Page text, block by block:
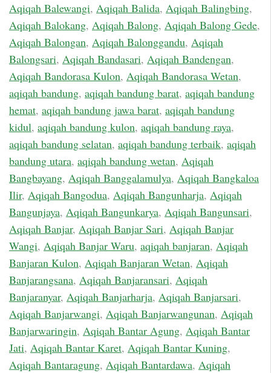
Aqiqah Balewangi, Aqiqah Balida, Aqiqah Balingbing,
Aqiqah Balokang, Aqiqah Balong, Aqiqah Balong Gede,
Aqiqah Balongan, Aqiqah Balonggandu, Aqiqah
Balongsari, Aqiqah Bandasari, Aqiqah Bandengan,
Aqiqah Bandorasa Kulon, Aqiqah Bandorasa Wetan,
aqiqah bandung, aqiqah bandung barat, aqiqah bandung
hemat, aqiqah bandung jawa barat, aqiqah bandung
kidul, aqiqah bandung kulon, aqiqah bandung raya,
aqiqah bandung selatan, aqiqah bandung terbaik, aqiqah
bandung utara, aqiqah bandung wetan, Aqiqah
Bangbayang, Aqiqah Banggalamulya, Aqiqah Bangkaloa
Ilir, Aqiqah Bangodua, Aqiqah Bangunharja, Aqiqah
Bangunjaya, Aqiqah Bangunkarya, Aqiqah Bangunsari,
Aqiqah Banjar, Aqiqah Banjar Sari, Aqiqah Banjar
Wangi, Aqiqah Banjar Waru, aqiqah banjaran, Aqiqah
Banjaran Kulon, Aqiqah Banjaran Wetan, Aqiqah
Banjarangsana, Aqiqah Banjaransari, Aqiqah
Banjaranyar, Aqiqah Banjarharja, Aqiqah Banjarsari,
Aqiqah Banjarwangi, Aqiqah Banjarwangunan, Aqiqah
Banjarwaringin, Aqiqah Bantar Agung, Aqiqah Bantar
Jati, Aqiqah Bantar Karet, Aqiqah Bantar Kuning,
Aqiqah Bantaragung, Aqiqah Bantardawa, Aqiqah